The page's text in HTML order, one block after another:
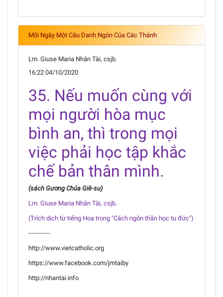
Mỗi Ngày Một Câu Danh Ngôn Của Các Thánh
Lm. Giuse Maria Nhân Tài, csjb.
16:22 04/10/2020
35. Nếu muốn cùng với
mọi người hòa mục
bình an, thì trong mọi
việc phải học tập khắc
chế bản thân mình.
(sách Gương Chúa Giê-su)
Lm. Giuse Maria Nhân Tài, csjb.
(Trích dịch từ tiếng Hoa trong "Cách ngôn thần học tu đức")
-----------
http://www.vietcatholic.org
https://www.facebook.com/jmtaiby
http://nhantai.info